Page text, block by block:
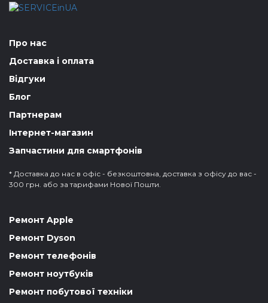
Про нас
Доставка і оплата
Відгуки
Блог
Партнерам
Інтернет-магазин
Запчастини для смартфонів
* Доставка до нас в офіс - безкоштовна, доставка з офісу до вас -
300 грн. або за тарифами Нової Пошти.
Ремонт Apple
Ремонт Dyson
Ремонт телефонів
Ремонт ноутбуків
Ремонт побутової техніки